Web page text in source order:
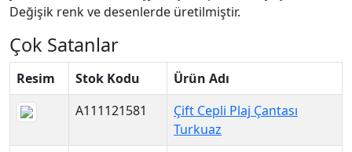
Değişik renk ve desenlerde üretilmiştir.
Çok Satanlar
Resim Stok Kodu
Ürün Adı
A111121581
Çift Cepli Plaj Çantası
Turkuaz